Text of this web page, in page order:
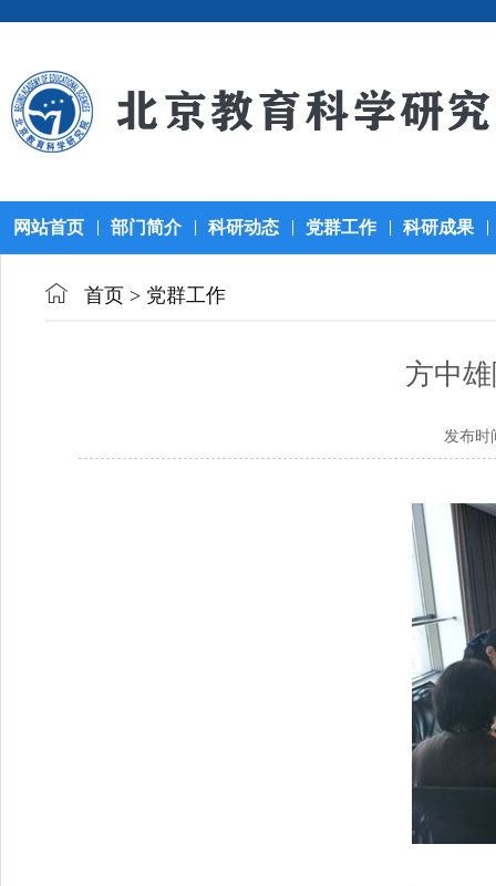
网站首页 部门简介 科研动态 党群工作 科研成果
首页 > 党群工作
方中
发布时